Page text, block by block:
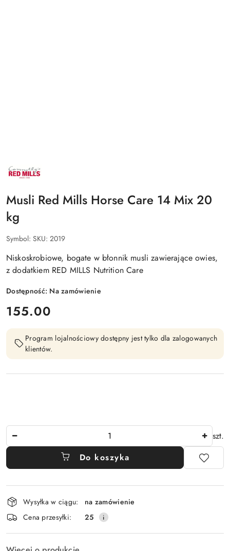
NAZWA
PRODUCENTA:
Musli Red Mills Horse Care 14 Mix 20
kg
Symbol: SKU: 2019
Niskoskrobiowe, bogate w błonnik musli zawierające owies,
z dodatkiem RED MILLS Nutrition Care
Dostępność: Na zamówienie
cena:
155.00
Program lojalnościowy dostępny jest tylko dla zalogowanych
klientów.
szt.
Do koszyka
Dostępność
i
dostawa
Wysyłka w ciągu:
na zamówienie
Cena przesyłki:
25